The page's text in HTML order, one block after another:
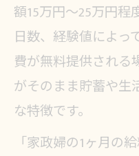
額15万円〜25万円
日数、経験値によっ
費が無料提供される
がそのまま貯蓄や生
な特徴です。
「家政婦の1ヶ月の